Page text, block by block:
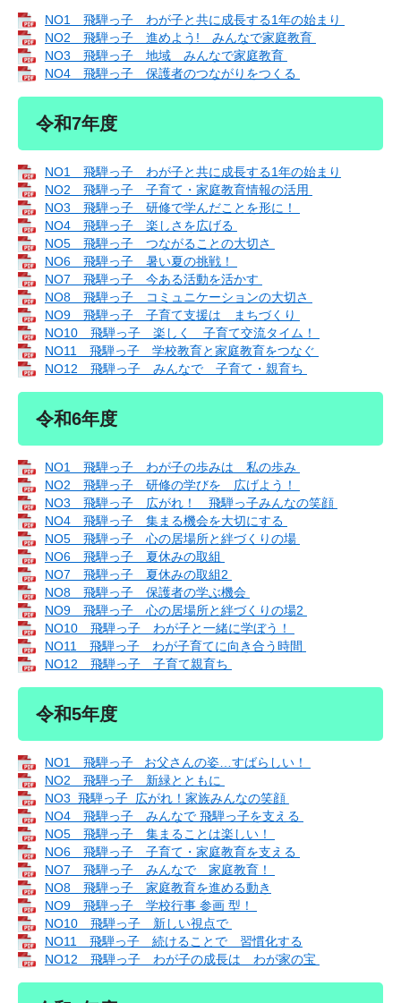
NO1 飛騨っ子 わが子と共に成長する1年の始まり
NO2 飛騨っ子 進めよう! みんなで家庭教育
NO3 飛騨っ子 地域 みんなで家庭教育
NO4 飛騨っ子 保護者のつながりをつくる
令和7年度
NO1 飛騨っ子 わが子と共に成長する1年の始まり
NO2 飛騨っ子 子育て・家庭教育情報の活用
NO3 飛騨っ子 研修で学んだことを形に！
NO4 飛騨っ子 楽しさを広げる
NO5 飛騨っ子 つながることの大切さ
NO6 飛騨っ子 暑い夏の挑戦！
NO7 飛騨っ子 今ある活動を活かす
NO8 飛騨っ子 コミュニケーションの大切さ
NO9 飛騨っ子 子育て支援は まちづくり
NO10 飛騨っ子 楽しく 子育て交流タイム！
NO11 飛騨っ子 学校教育と家庭教育をつなぐ
NO12 飛騨っ子 みんなで 子育て・親育ち
令和6年度
NO1 飛騨っ子 わが子の歩みは 私の歩み
NO2 飛騨っ子 研修の学びを 広げよう！
NO3 飛騨っ子 広がれ！ 飛騨っ子みんなの笑顔
NO4 飛騨っ子 集まる機会を大切にする
NO5 飛騨っ子 心の居場所と絆づくりの場
NO6 飛騨っ子 夏休みの取組
NO7 飛騨っ子 夏休みの取組2
NO8 飛騨っ子 保護者の学ぶ機会
NO9 飛騨っ子 心の居場所と絆づくりの場2
NO10 飛騨っ子 わが子と一緒に学ぼう！
NO11 飛騨っ子 わが子育てに向き合う時間
NO12 飛騨っ子 子育て親育ち
令和5年度
NO1 飛騨っ子 お父さんの姿…すばらしい！
NO2 飛騨っ子 新緑とともに
NO3 飛騨っ子 広がれ！家族みんなの笑顔
NO4 飛騨っ子 みんなで 飛騨っ子を支える
NO5 飛騨っ子 集まることは楽しい！
NO6 飛騨っ子 子育て・家庭教育を支える
NO7 飛騨っ子 みんなで 家庭教育！
NO8 飛騨っ子 家庭教育を進める動き
NO9 飛騨っ子 学校行事 参画 型！
NO10 飛騨っ子 新しい視点で
NO11 飛騨っ子 続けることで 習慣化する
NO12 飛騨っ子 わが子の成長は わが家の宝